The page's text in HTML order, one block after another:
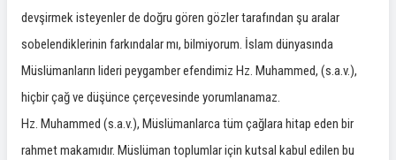
devşirmek isteyenler de doğru gören gözler tarafından şu aralar
sobelendiklerinin farkındalar mı, bilmiyorum. İslam dünyasında
Müslümanların lideri peygamber efendimiz Hz. Muhammed, (s.a.v.),
hiçbir çağ ve düşünce çerçevesinde yorumlanamaz.
Hz. Muhammed (s.a.v.), Müslümanlarca tüm çağlara hitap eden bir
rahmet makamıdır. Müslüman toplumlar için kutsal kabul edilen bu